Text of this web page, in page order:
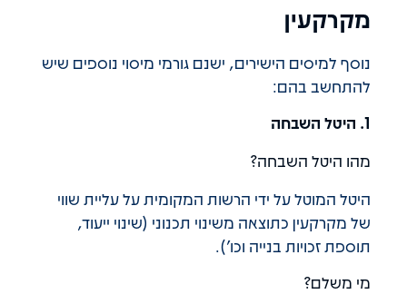
מקרקעין
נוסף למיסים הישירים, ישנם גורמי מיסוי נוספים שיש
להתחשב בהם:
1. היטל השבחה
מהו היטל השבחה?
היטל המוטל על ידי הרשות המקומית על עליית שווי
של מקרקעין כתוצאה משינוי תכנוני (שינוי ייעוד,
תוספת זכויות בנייה וכו').
מי משלם?